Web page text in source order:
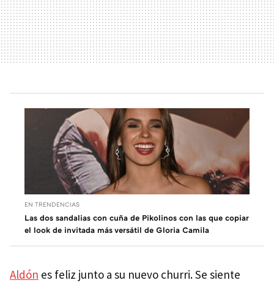
EN TRENDENCIAS
Las dos sandalias con cuña de Pikolinos con las que copiar
el look de invitada más versátil de Gloria Camila
Aldón es feliz junto a su nuevo churri. Se siente